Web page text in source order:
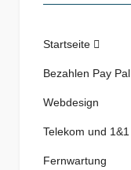
Startseite
Bezahlen Pay Pal
Webdesign
Telekom und 1&1
Fernwartung